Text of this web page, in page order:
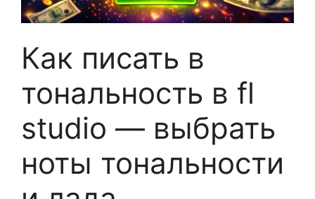
Как писать в
тональность в fl
studio — выбрать
ноты тональности